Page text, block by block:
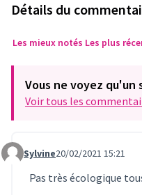
Détails du
Les mieux notés Les plus
Vous ne voyez qu'un
Voir tous les
Commentaire 289
Sylvine20/02/2021 15:21
Pas très écologique